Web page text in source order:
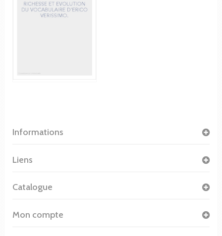
Informations
Liens
Catalogue
Mon compte